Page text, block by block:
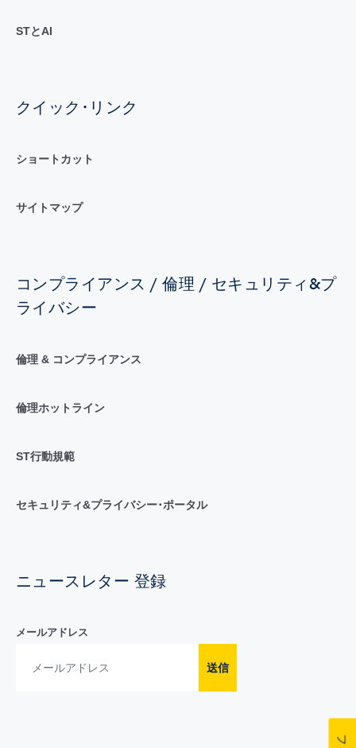
STとAI
クイック･リンク
ショートカット
サイトマップ
コンプライアンス / 倫理 / セキュリティ&プ
ライバシー
倫理 & コンプライアンス
倫理ホットライン
ST行動規範
セキュリティ&プライバシー･ポータル
ニュースレター 登録
メールアドレス
送信